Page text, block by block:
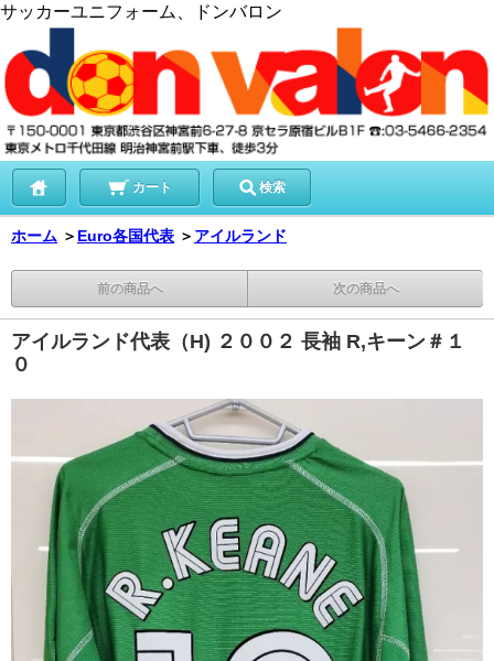
サッカーユニフォーム、ドンバロン
カート 検索
ホーム ＞ Euro各国代表 ＞ アイルランド
前の商品へ 次の商品へ
アイルランド代表（H) ２００２ 長袖 R,キーン＃１
０